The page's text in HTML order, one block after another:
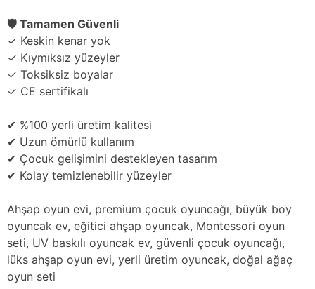
🛡️ Tamamen Güvenli
✓ Keskin kenar yok
✓ Kıymıksız yüzeyler
✓ Toksiksiz boyalar
✓ CE sertifikalı
✔ %100 yerli üretim kalitesi
✔ Uzun ömürlü kullanım
✔ Çocuk gelişimini destekleyen tasarım
✔ Kolay temizlenebilir yüzeyler
Ahşap oyun evi, premium çocuk oyuncağı, büyük boy
oyuncak ev, eğitici ahşap oyuncak, Montessori oyun
seti, UV baskılı oyuncak ev, güvenli çocuk oyuncağı,
lüks ahşap oyun evi, yerli üretim oyuncak, doğal ağaç
oyun seti